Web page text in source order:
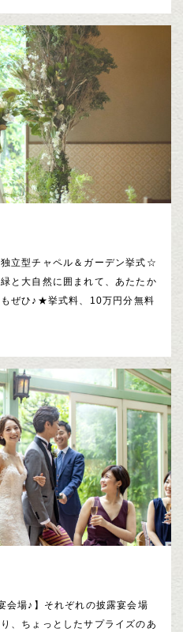
立型チャペル＆ガーデン挙式☆
と大自然に囲まれて、あたたか
ぜひ♪★挙式料、10万円分無料
会場♪】それぞれの披露宴会場
、ちょっとしたサプライズのあ